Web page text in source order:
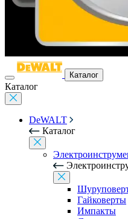
Каталог
Каталог
DeWALT
Каталог
Гайковерты
Импакты